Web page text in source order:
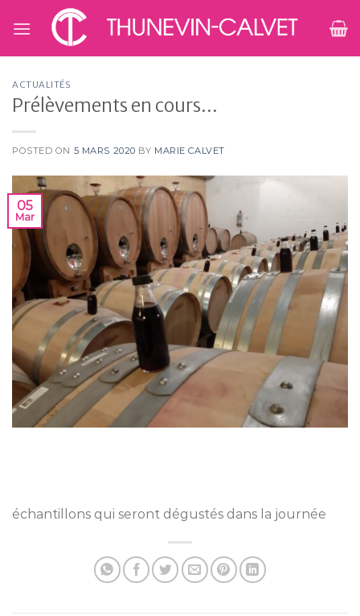
ACTUALITÉS
Prélèvements en cours…
POSTED ON 5 MARS 2020 BY MARIE CALVET
05
Mar
échantillons qui seront dégustés dans la journée